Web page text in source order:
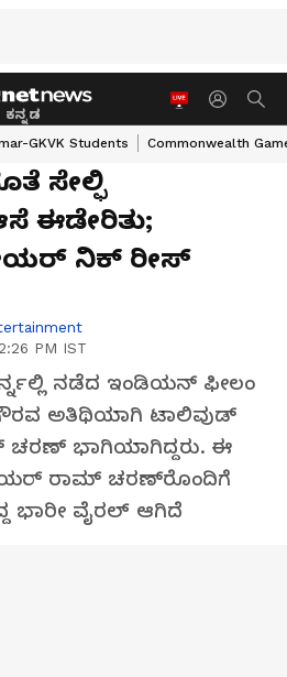
ಕನ್ನಡ
GKVK Students Commonwealth
ಸೇಲ್ಫಿ
ಈಡೇರಿತು;
ನಿಕ್ ರೀಸ್
PM IST
ನಡೆದ ಇಂಡಿಯನ್ ಫೀಲಂ
ಅತಿಥಿಯಾಗಿ ಟಾಲಿವುಡ್
ಭಾಗಿಯಾಗಿದ್ದರು. ಈ
ರಾಮ್ ಚರಣ್‌ರೊಂದಿಗೆ
ಭಾರೀ ವೈರಲ್ ಆಗಿದೆ